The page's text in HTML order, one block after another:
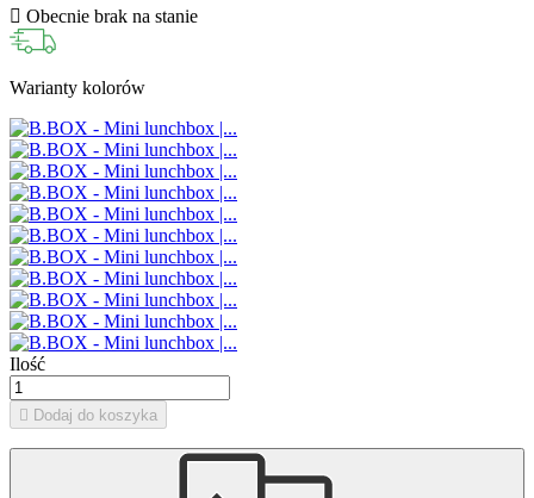
 Obecnie brak na stanie
Warianty kolorów
Ilość
 Dodaj do koszyka